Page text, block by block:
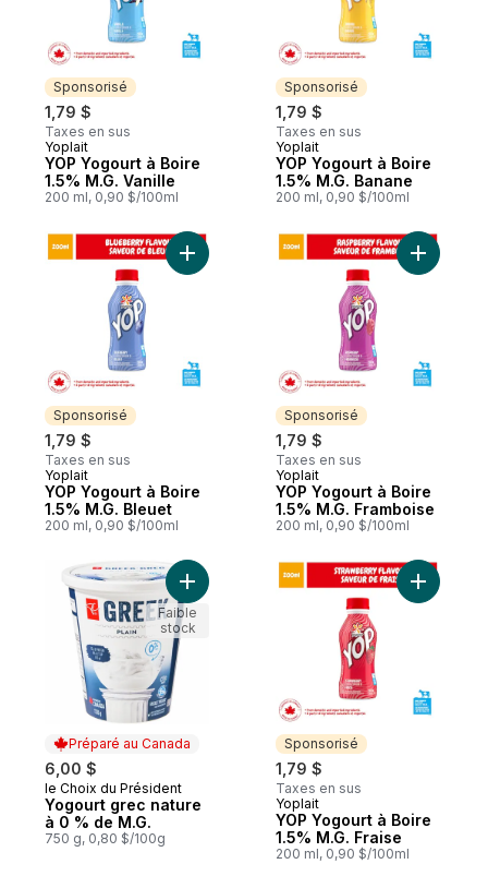
Sponsorisé
1,79 $
Taxes en sus
Sponsorisé
Yoplait
YOP Yogourt à Boire
1.5% M.G. Vanille
200 ml, 0,90 $/100ml
Sponsorisé
1,79 $
Taxes en sus
Sponsorisé
Yoplait
YOP Yogourt à Boire
1.5% M.G. Banane
200 ml, 0,90 $/100ml
Sponsorisé
1,79 $
Taxes en sus
Sponsorisé
Yoplait
YOP Yogourt à Boire
1.5% M.G. Bleuet
200 ml, 0,90 $/100ml
Ajouter YOP Yogourt à Boire 1.5% M.G.
Sponsorisé
1,79 $
Taxes en sus
Sponsorisé
Yoplait
YOP Yogourt à Boire
1.5% M.G. Framboise
200 ml, 0,90 $/100ml
Ajouter
Préparé au Canada
6,00 $
Préparé au Canada
le Choix du Président
Yogourt grec nature
à 0 % de M.G.
750 g, 0,80 $/100g
Ajouter Yogourt grec nature à 0 % de
Faible
stock
Sponsorisé
1,79 $
Taxes en sus
Sponsorisé
Yoplait
YOP Yogourt à Boire
1.5% M.G. Fraise
200 ml, 0,90 $/100ml
Ajouter